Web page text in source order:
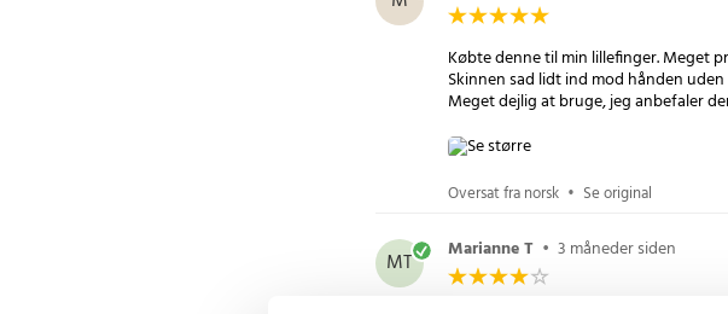
Købte denne til min lillefinger. Meget
Skinnen sad lidt ind mod hånden
Meget dejlig at bruge, jeg anbefaler
Oversat fra norsk • Se original
MT Marianne T • 3 måneder siden